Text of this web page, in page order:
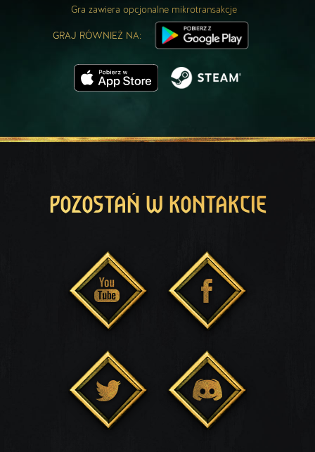
Gra zawiera opcjonalne mikrotransakcje
GRAJ RÓWNIEŻ NA:
POZOSTAŃ W KONTAKCIE